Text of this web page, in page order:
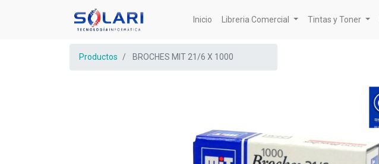
Inicio Libreria Comercial Tintas y Toner
Productos BROCHES MIT 21/6 X 1000